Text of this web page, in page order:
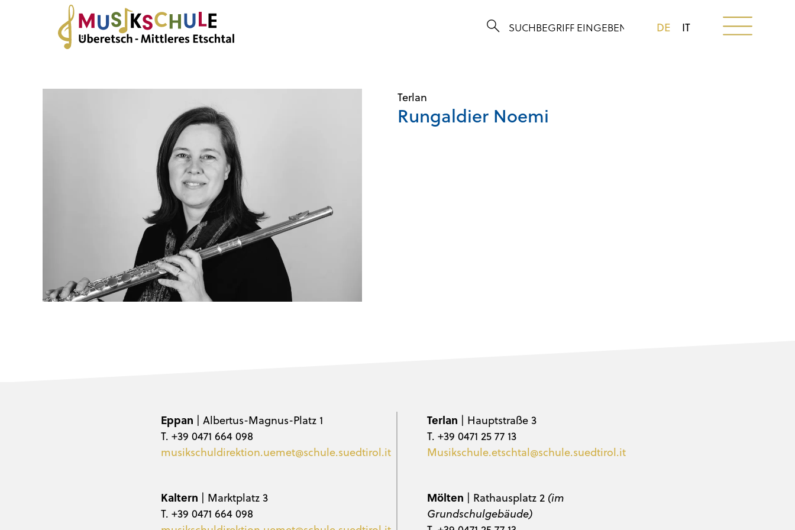
DE IT
Terlan
Rungaldier Noemi
Eppan | Albertus-Magnus-Platz 1
T. +39 0471 664 098
musikschuldirektion.uemet@schule.suedtirol.it
Kaltern | Marktplatz 3
T. +39 0471 664 098
Terlan | Hauptstraße 3
T. +39 0471 25 77 13
Musikschule.etschtal@schule.suedtirol.it
Mölten | Rathausplatz 2 (im
Grundschulgebäude)